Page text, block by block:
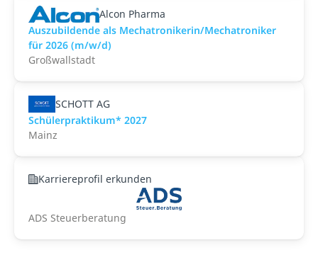
Alcon Pharma
Auszubildende als Mechatronikerin/Mechatroniker
für 2026 (m/w/d)
Großwallstadt
SCHOTT AG
Schülerpraktikum* 2027
Mainz
Karriereprofil erkunden
ADS Steuerberatung